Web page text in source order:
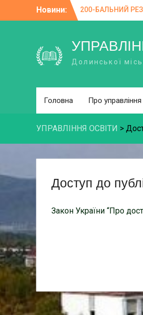
Новини:
200-БАЛЬНИЙ
ПІДСУМОК
Освіта, влада,
громаді підбили
системи
Долинської
Головна Про управління
УПРАВЛІННЯ ОСВІТИ >
Доступ до
Закон України “Про